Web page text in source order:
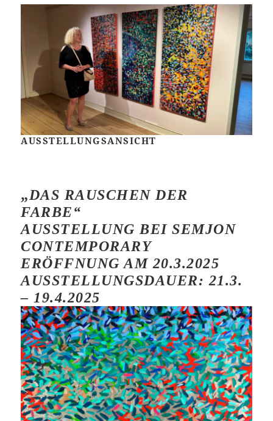
AUSSTELLUNGSANSICHT
„DAS RAUSCHEN DER
FARBE“
AUSSTELLUNG BEI SEMJON
CONTEMPORARY
ERÖFFNUNG AM 20.3.2025
AUSSTELLUNGSDAUER: 21.3.
– 19.4.2025